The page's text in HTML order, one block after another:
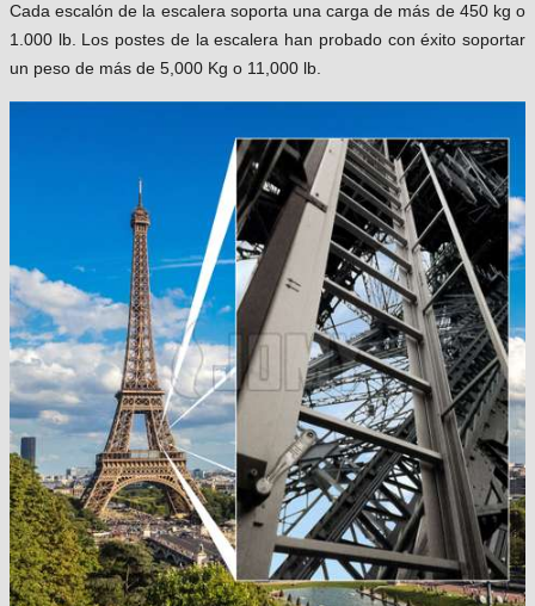
Cada escalón de la escalera soporta una carga de más de 450 kg o
1.000 lb. Los postes de la escalera han probado con éxito soportar
un peso de más de 5,000 Kg o 11,000 lb.